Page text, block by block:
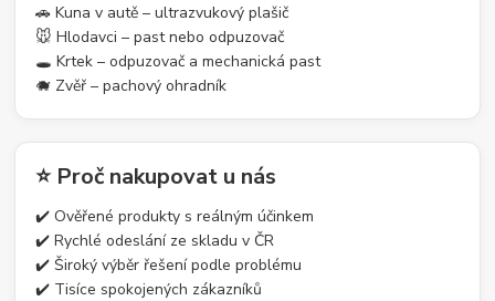
🚗 Kuna v autě – ultrazvukový plašič
🐭 Hlodavci – past nebo odpuzovač
🕳️ Krtek – odpuzovač a mechanická past
🐗 Zvěř – pachový ohradník
⭐ Proč nakupovat u nás
✔️ Ověřené produkty s reálným účinkem
✔️ Rychlé odeslání ze skladu v ČR
✔️ Široký výběr řešení podle problému
✔️ Tisíce spokojených zákazníků